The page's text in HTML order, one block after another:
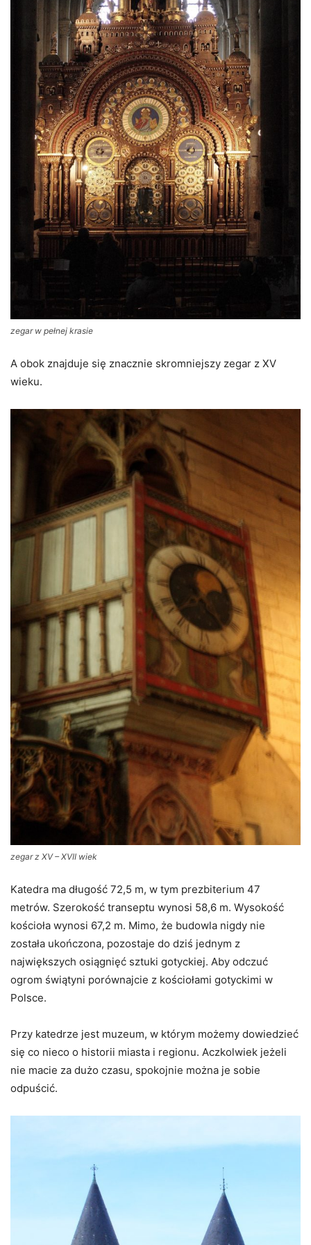
zegar w pełnej krasie
A obok znajduje się znacznie skromniejszy zegar z XV
wieku.
zegar z XV – XVII wiek
Katedra ma długość 72,5 m, w tym prezbiterium 47
metrów. Szerokość transeptu wynosi 58,6 m. Wysokość
kościoła wynosi 67,2 m. Mimo, że budowla nigdy nie
została ukończona, pozostaje do dziś jednym z
największych osiągnięć sztuki gotyckiej. Aby odczuć
ogrom świątyni porównajcie z kościołami gotyckimi w
Polsce.
Przy katedrze jest muzeum, w którym możemy dowiedzieć
się co nieco o historii miasta i regionu. Aczkolwiek jeżeli
nie macie za dużo czasu, spokojnie można je sobie
odpuścić.